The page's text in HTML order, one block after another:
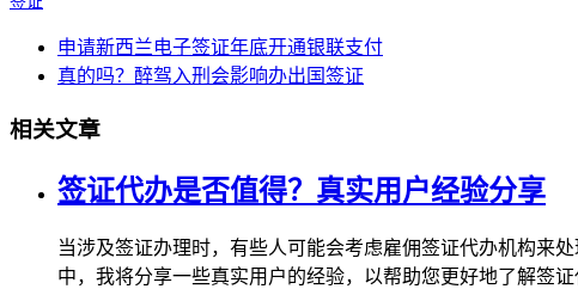
申请新西兰电子签证年底开通银联支付
真的吗？醉驾入刑会影响办出国签证
相关文章
签证代办是否值得？真实用户经验分享
当涉及签证办理时，有些人可能会考虑雇佣签证代办机构来
中，我将分享一些真实用户的经验，以帮助您更好地了解签